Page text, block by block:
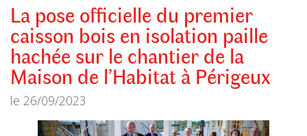
La pose officielle du premier
caisson bois en isolation paille
hachée sur le chantier de la
Maison de l’Habitat à Périgeux
le 26/09/2023